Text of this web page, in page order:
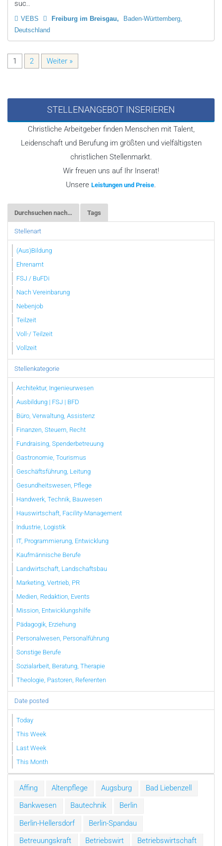
suc..
VEBS Freiburg im Breisgau
Baden-Württemberg,
Deutschland
1 2 Weiter »
STELLENANGEBOT INSERIEREN
Christliche Arbeitgeber finden Menschen mit Talent,
Leidenschaft und Berufung im größten und vielfältigsten
christlichen Stellenmarkt.
Wir freuen uns auf Ihr Inserat!
Unsere Leistungen und Preise.
Durchsuchen nach… Tags
Stellenart
(Aus)Bildung
Ehrenamt
FSJ / BuFDi
Nach Vereinbarung
Nebenjob
Teilzeit
Voll-/ Teilzeit
Vollzeit
Stellenkategorie
Architektur, Ingenieurwesen
Ausbildung | FSJ | BFD
Büro, Verwaltung, Assistenz
Finanzen, Steuern, Recht
Fundraising, Spenderbetreuung
Gastronomie, Tourismus
Geschäftsführung, Leitung
Gesundheitswesen, Pflege
Handwerk, Technik, Bauwesen
Hauswirtschaft, Facility-Management
Industrie, Logistik
IT, Programmierung, Entwicklung
Kaufmännische Berufe
Landwirtschaft, Landschaftsbau
Marketing, Vertrieb, PR
Medien, Redaktion, Events
Mission, Entwicklungshilfe
Pädagogik, Erziehung
Personalwesen, Personalführung
Sonstige Berufe
Sozialarbeit, Beratung, Therapie
Theologie, Pastoren, Referenten
Date posted
Today
This Week
Last Week
This Month
Affing Altenpflege Augsburg
Bad Liebenzell
Bankwesen
Bautechnik
Berlin
Berlin-Hellersdorf
Berlin-Spandau
Betreuungskraft
Betriebswirt
Betriebswirtschaft